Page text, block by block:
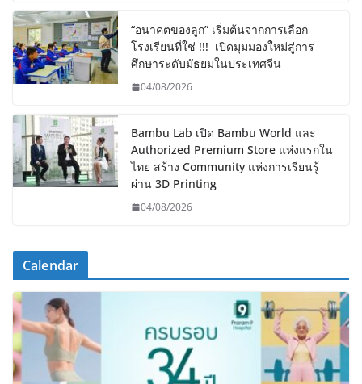
“อนาคตของลูก” เริ่มต้นจากการเลือก
โรงเรียนที่ใช่ !!! เปิดมุมมองใหม่สู่การ
ศึกษาระดับมัธยมในประเทศจีน
04/08/2026
Bambu Lab เปิด Bambu World และ
Authorized Premium Store แห่งแรกใน
ไทย สร้าง Community แห่งการเรียนรู้
ผ่าน 3D Printing
04/08/2026
Calendar